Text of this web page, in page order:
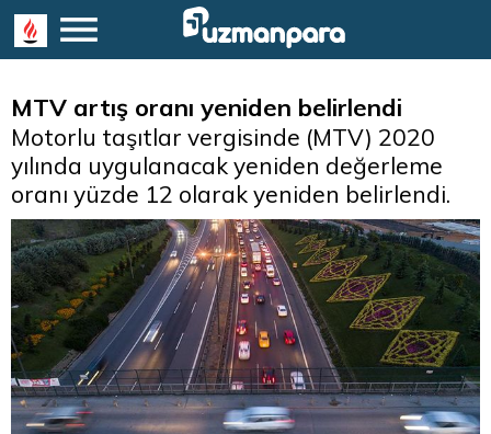
MTV artış oranı yeniden belirlendi
Motorlu taşıtlar vergisinde (MTV) 2020
yılında uygulanacak yeniden değerleme
oranı yüzde 12 olarak yeniden belirlendi.